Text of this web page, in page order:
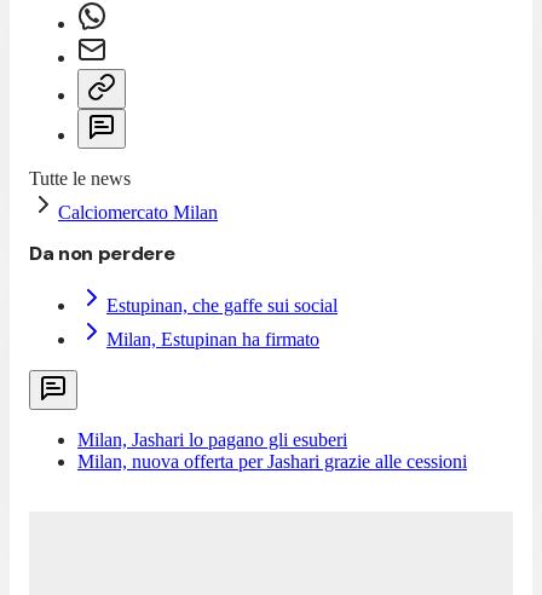
Tutte le news
Calciomercato Milan
Da non perdere
Estupinan, che gaffe sui social
Milan, Estupinan ha firmato
Milan, Jashari lo pagano gli esuberi
Milan, nuova offerta per Jashari grazie alle cessioni